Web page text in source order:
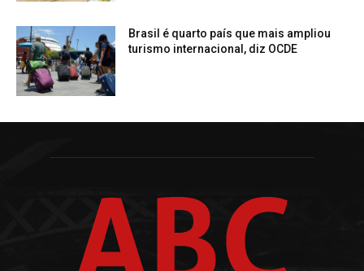
Brasil é quarto país que mais ampliou
turismo internacional, diz OCDE